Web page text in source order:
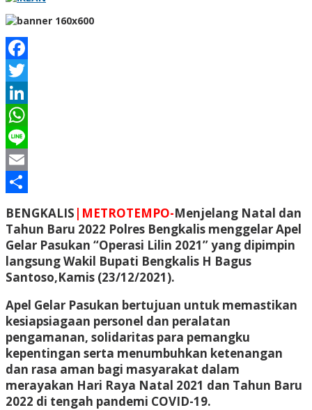
Facebook
Twitter
LinkedIn
WhatsApp
Line
Email
BENGKALIS |METROTEMPO-Menjelang Natal dan
Tahun Baru 2022 Polres Bengkalis menggelar Apel
Gelar Pasukan “Operasi Lilin 2021” yang dipimpin
langsung Wakil Bupati Bengkalis H Bagus
Santoso,Kamis (23/12/2021).
Apel Gelar Pasukan bertujuan untuk memastikan
kesiapsiagaan personel dan peralatan
pengamanan, solidaritas para pemangku
kepentingan serta menumbuhkan ketenangan
dan rasa aman bagi masyarakat dalam
merayakan Hari Raya Natal 2021 dan Tahun Baru
2022 di tengah pandemi COVID-19.